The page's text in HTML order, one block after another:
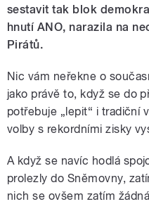
sestavit tak blok
hnutí ANO, narazila na
Pirátů.
Nic vám neřekne o
jako právě to, když se do
potřebuje „lepit“ i tradiční
volby s rekordními zisky
A když se navíc hodlá
prolezly do Sněmovny,
nich se ovšem zatím